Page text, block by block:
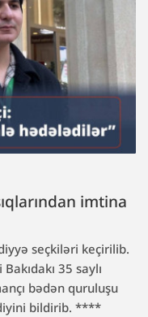
imtina
seçkiləri keçirilib.
35 saylı
bədən quruluşu
bildirib. ****